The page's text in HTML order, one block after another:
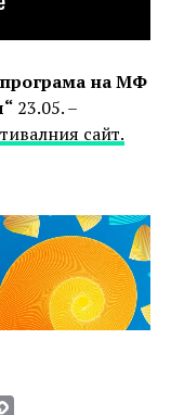
на МФ
23.05. –
сайт.